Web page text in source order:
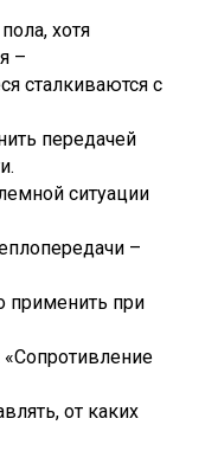
хотя
–
сталкиваются с
передачей
ситуации
–
при
«Сопротивление
от каких